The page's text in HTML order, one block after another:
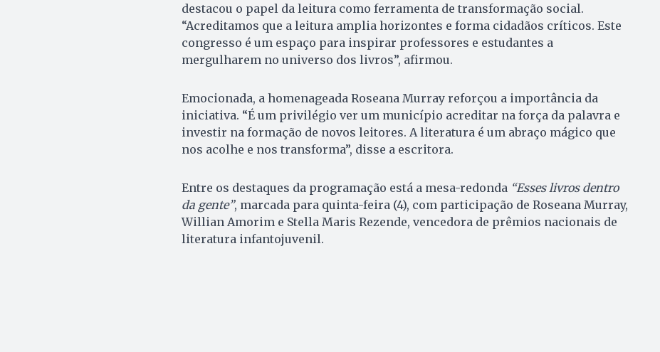
destacou o papel da leitura como ferramenta de transformação social.
“Acreditamos que a leitura amplia horizontes e forma cidadãos críticos. Este
congresso é um espaço para inspirar professores e estudantes a
mergulharem no universo dos livros”, afirmou.
Emocionada, a homenageada Roseana Murray reforçou a importância da
iniciativa. “É um privilégio ver um município acreditar na força da palavra e
investir na formação de novos leitores. A literatura é um abraço mágico que
nos acolhe e nos transforma”, disse a escritora.
Entre os destaques da programação está a mesa-redonda “Esses livros dentro
da gente”, marcada para quinta-feira (4), com participação de Roseana Murray,
Willian Amorim e Stella Maris Rezende, vencedora de prêmios nacionais de
literatura infantojuvenil.